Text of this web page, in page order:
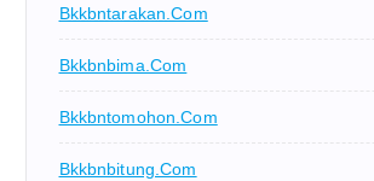
Bkkbntarakan.com
Bkkbnbima.com
Bkkbntomohon.com
Bkkbnbitung.com